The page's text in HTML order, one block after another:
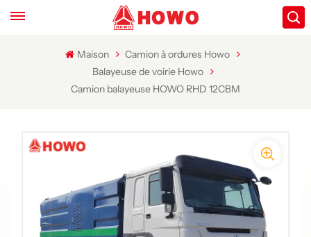
Maison
Camion à ordures Howo
Balayeuse de voirie Howo
Camion balayeuse HOWO RHD 12CBM